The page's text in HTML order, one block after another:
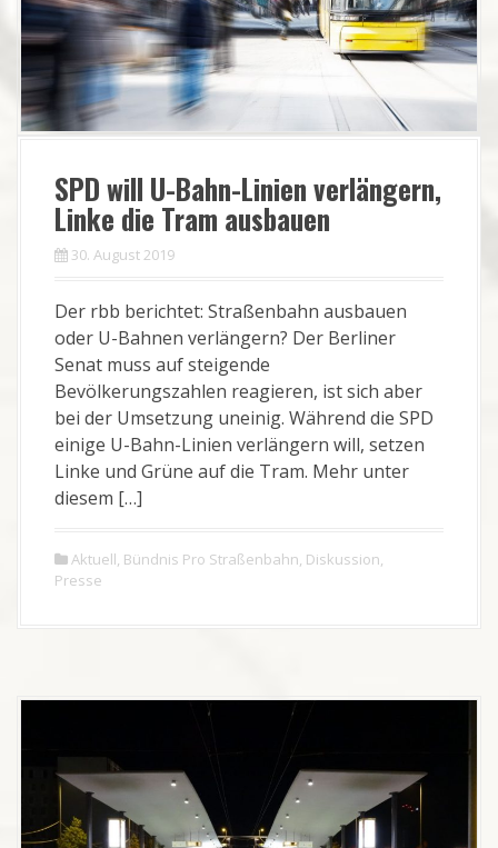
SPD will U-Bahn-Linien verlängern,
Linke die Tram ausbauen
30. August 2019
Der rbb berichtet: Straßenbahn ausbauen
oder U-Bahnen verlängern? Der Berliner
Senat muss auf steigende
Bevölkerungszahlen reagieren, ist sich aber
bei der Umsetzung uneinig. Während die SPD
einige U-Bahn-Linien verlängern will, setzen
Linke und Grüne auf die Tram. Mehr unter
diesem […]
Aktuell Bündnis Pro Straßenbahn Diskussion
Presse